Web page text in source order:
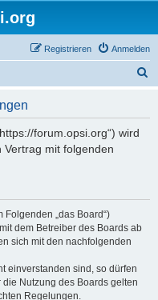
Anmelden
Registrieren
forum.opsi.org“) wird
mit folgenden
Folgenden „das Board“)
dem Betreiber des Boards ab
sich mit den nachfolgenden
einverstanden sind, so dürfen
Nutzung des Boards gelten
Regelungen.